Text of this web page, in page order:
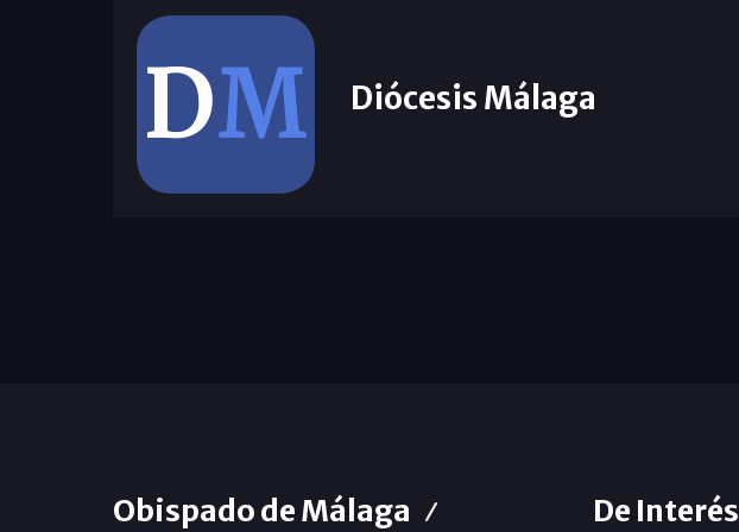
Diócesis Málaga
Obispado de Málaga De Interés